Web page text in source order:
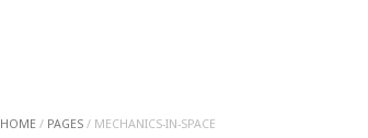
HOME / PAGES / MECHANICS-IN-SPACE